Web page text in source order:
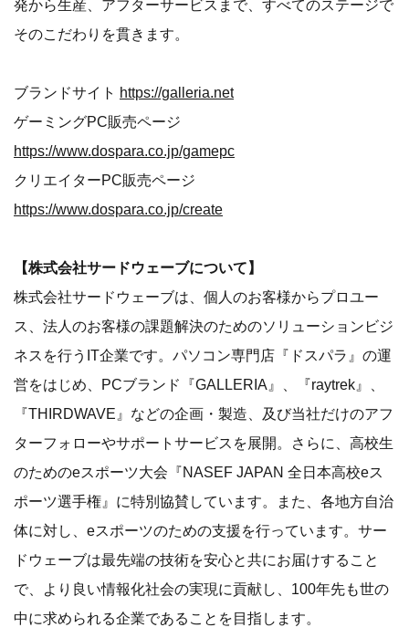
発から生産、アフターサービスまで、すべてのステージで
そのこだわりを貫きます。
ブランドサイト https://galleria.net
ゲーミングPC販売ページ
https://www.dospara.co.jp/gamepc
クリエイターPC販売ページ
https://www.dospara.co.jp/create
【株式会社サードウェーブについて】
株式会社サードウェーブは、個人のお客様からプロユー
ス、法人のお客様の課題解決のためのソリューションビジ
ネスを行うIT企業です。パソコン専門店『ドスパラ』の運
営をはじめ、PCブランド『GALLERIA』、『raytrek』、
『THIRDWAVE』などの企画・製造、及び当社だけのアフ
ターフォローやサポートサービスを展開。さらに、高校生
のためのeスポーツ大会『NASEF JAPAN 全日本高校eス
ポーツ選手権』に特別協賛しています。また、各地方自治
体に対し、eスポーツのための支援を行っています。サー
ドウェーブは最先端の技術を安心と共にお届けすること
で、より良い情報化社会の実現に貢献し、100年先も世の
中に求められる企業であることを目指します。